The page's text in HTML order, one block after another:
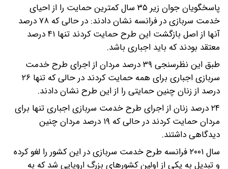
پاسخگویان جوان زیر ۳۵ سال کمترین حمایت را از احیای
خدمت سربازی در فرانسه نشان دادند: در حالی که ۷۸ درصد
آنها از اصل بازگشت این طرح حمایت کردند تنها ۴۱ درصد
معتقد بودند که باید اجباری باشد.
طبق این نظرسنجی ۳۹ درصد مردان از اجرای طرح خدمت
سربازی اجباری برای همه حمایت کردند در حالی که تنها ۲۶
درصد از زنان چنین حمایتی را از این طرح نشان دادند.
۲۴ درصد زنان از اجرای طرح خدمت سربازی اجباری تنها برای
مردان حمایت کردند در حالی که ۱۹ درصد مردان چنین
دیدگاهی داشتند.
سال ۲۰۰۱ فرانسه طرح خدمت سربازی در این کشور را لغو کرده
و تبدیل به یکی از اولین کشورهای بزرگ اروپایی شد که به